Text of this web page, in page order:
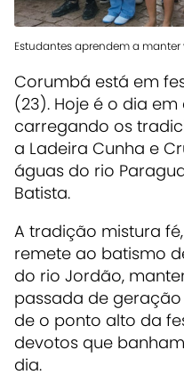
Estudantes aprendem a
Corumbá está em
(23). Hoje é o dia em
carregando os
a Ladeira Cunha e
águas do rio
Batista.
A tradição mistura
remete ao batismo
do rio Jordão,
passada de
de o ponto alto da
devotos que
dia.